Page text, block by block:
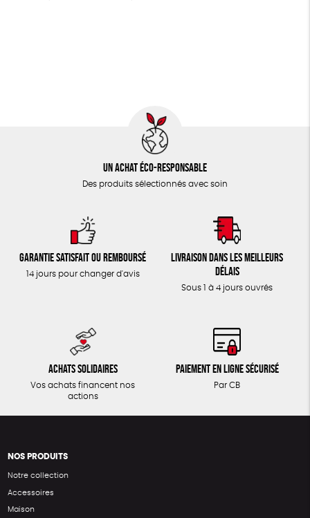
Un achat éco-responsable
Des produits sélectionnés avec soin
Garantie satisfait ou remboursé
14 jours pour changer d'avis
Livraison dans les meilleurs
délais
Sous 1 à 4 jours ouvrés
Achats solidaires
Vos achats financent nos
actions
Paiement en ligne sécurisé
Par CB
NOS PRODUITS
Notre collection
Accessoires
Maison